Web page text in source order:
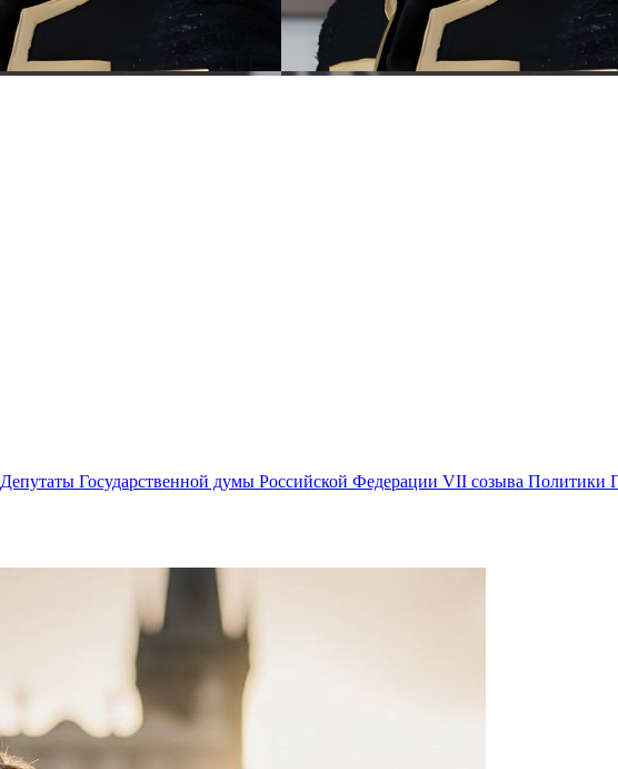
Депутаты Государственной думы Российской Федерации VII созыва Политики